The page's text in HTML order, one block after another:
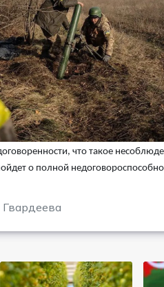
что такое
о полной